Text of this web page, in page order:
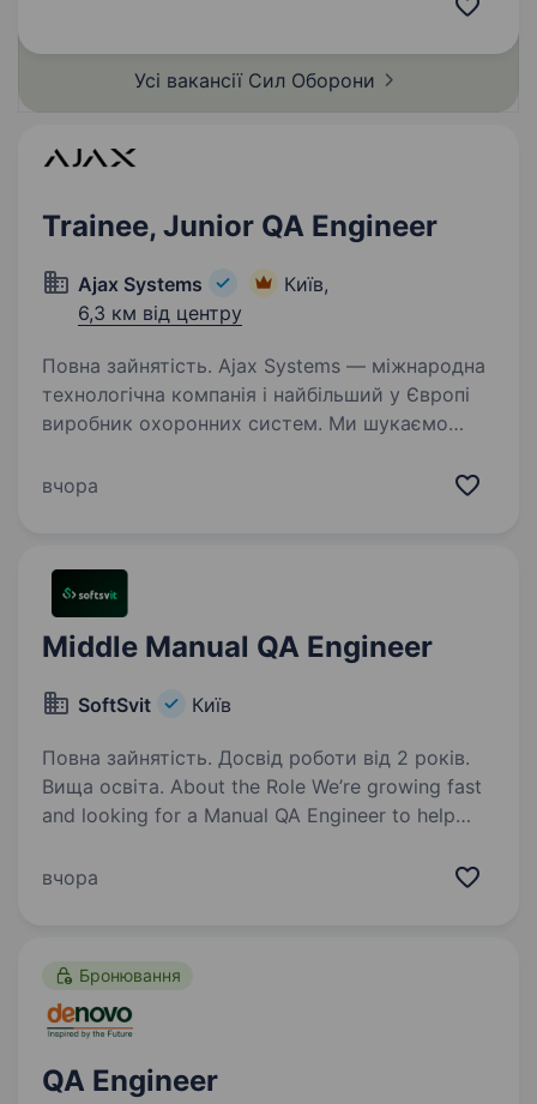
розвідувальних…
Усі вакансії Сил Оборони
Trainee, Junior QA Engineer
Ajax Systems
Київ,
6,3 км від центру
Повна зайнятість. Ajax Systems — міжнародна
технологічна компанія і найбільший у Європі
виробник охоронних систем. Ми шукаємо
на позицію Trainee/Junior QA Engineer. Video
вчора
Middle Manual QA Engineer
SoftSvit Київ
Повна зайнятість. Досвід роботи від 2 років.
Вища освіта. About the Role We’re growing fast
and looking for a Manual QA Engineer to help
project. You will work closely in a team with
вчора
Бронювання
QA Engineer